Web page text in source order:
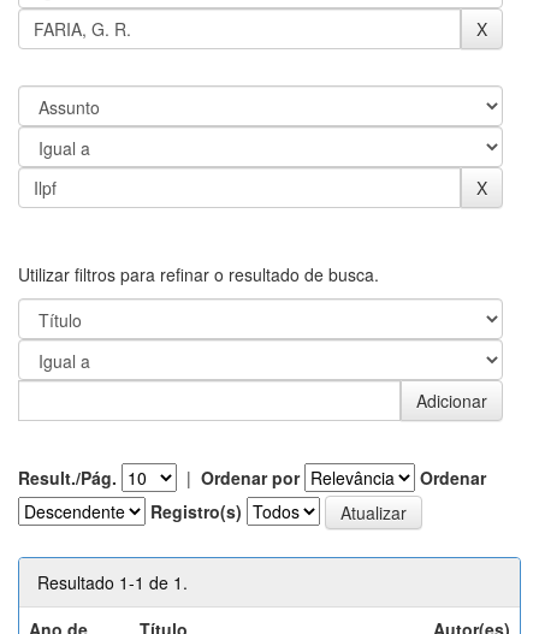
Utilizar filtros para refinar o resultado de busca.
Result./Pág. | Ordenar por
Ordenar
Registro(s)
Resultado 1-1 de 1.
Ano de
Título Autor(es)